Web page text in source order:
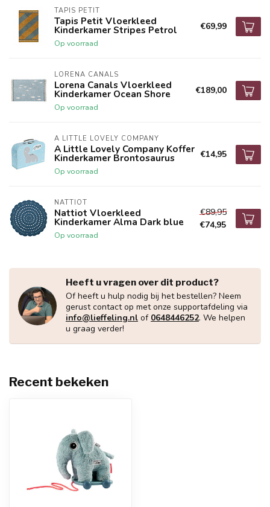
TAPIS PETIT
Tapis Petit Vloerkleed
Kinderkamer Stripes Petrol
Op voorraad
€69,99
LORENA CANALS
Lorena Canals Vloerkleed
Kinderkamer Ocean Shore
Op voorraad
€189,00
A LITTLE LOVELY COMPANY
A Little Lovely Company Koffer
Kinderkamer Brontosaurus
Op voorraad
€14,95
NATTIOT
Nattiot Vloerkleed
Kinderkamer Alma Dark blue
Op voorraad
€89,95
€74,95
Heeft u vragen over dit product?
Of heeft u hulp nodig bij het bestellen? Neem
gerust contact op met onze supportafdeling via
info@lieffeling.nl of 0648446252. We helpen
u graag verder!
Recent bekeken